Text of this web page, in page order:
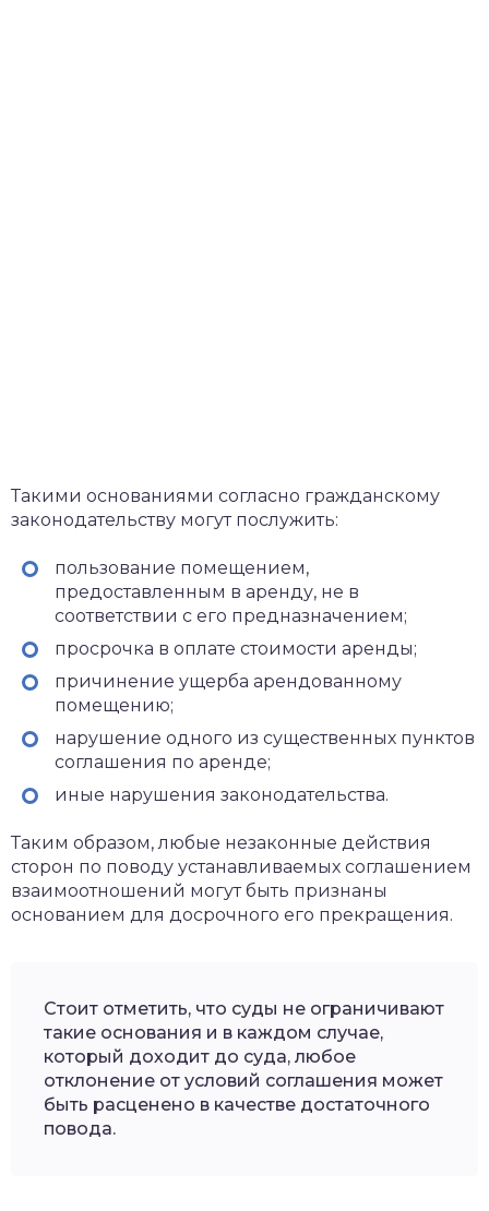
Такими основаниями согласно гражданскому
законодательству могут послужить:
пользование помещением,
предоставленным в аренду, не в
соответствии с его предназначением;
просрочка в оплате стоимости аренды;
причинение ущерба арендованному
помещению;
нарушение одного из существенных пунктов
соглашения по аренде;
иные нарушения законодательства.
Таким образом, любые незаконные действия
сторон по поводу устанавливаемых соглашением
взаимоотношений могут быть признаны
основанием для досрочного его прекращения.
Стоит отметить, что суды не ограничивают
такие основания и в каждом случае,
который доходит до суда, любое
отклонение от условий соглашения может
быть расценено в качестве достаточного
повода.